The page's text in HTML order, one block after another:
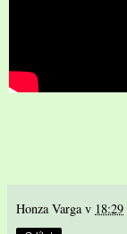
Honza Varga v 18:29